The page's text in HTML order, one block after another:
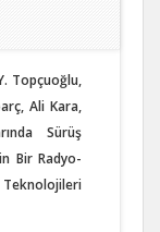
Topçuoğlu,
Ali Kara,
Sürüş
Bir Radyo-